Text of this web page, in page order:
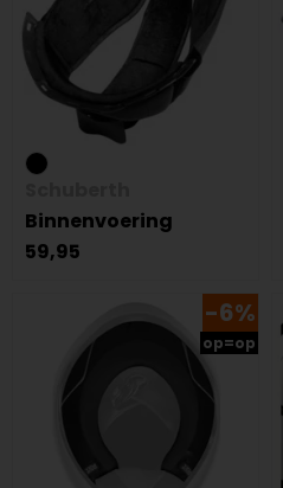
Binnenvoering
59,95
-6%
op=op